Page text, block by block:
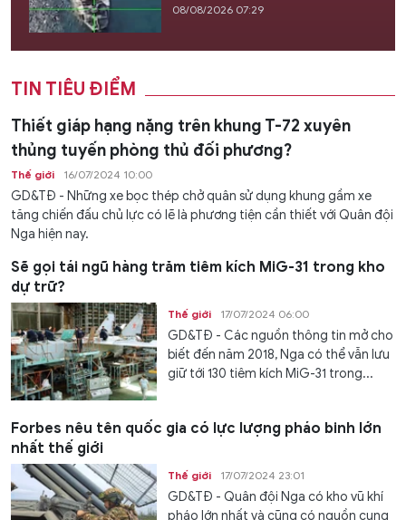
08/08/2026 07:29
TIN TIÊU ĐIỂM
Thiết giáp hạng nặng trên khung T-72 xuyên
thủng tuyến phòng thủ đối phương?
Thế giới 16/07/2024 10:00
GD&TĐ - Những xe bọc thép chở quân sử dụng khung gầm xe
tăng chiến đấu chủ lực có lẽ là phương tiện cần thiết với Quân đội
Nga hiện nay.
Sẽ gọi tái ngũ hàng trăm tiêm kích MiG-31 trong kho
dự trữ?
Thế giới 17/07/2024 06:00
GD&TĐ - Các nguồn thông tin mở cho
biết đến năm 2018, Nga có thể vẫn lưu
giữ tới 130 tiêm kích MiG-31 trong...
Forbes nêu tên quốc gia có lực lượng pháo binh lớn
nhất thế giới
Thế giới 17/07/2024 23:01
GD&TĐ - Quân đội Nga có kho vũ khí
pháo lớn nhất và cũng có nguồn cung